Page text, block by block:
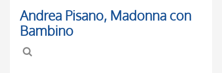
Andrea Pisano, Madonna con
Bambino